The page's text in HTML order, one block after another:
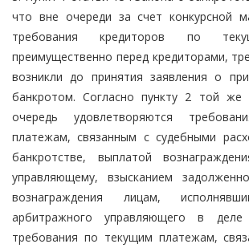
что вне очереди за счет конкурсной
требования кредиторов по
преимущественно перед кредиторами,
возникли до принятия заявления о
банкротом. Согласно пункту 2 той же
очередь удовлетворяются
платежам, связанным с судебными
банкротстве, выплатой
управляющему, взысканием
вознаграждения лицам,
арбитражного управляющего в
требования по текущим платежам,